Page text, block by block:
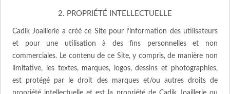
2. PROPRIÉTÉ INTELLECTUELLE
Cadik Joaillerie a créé ce Site pour l’information des utilisateurs
et pour une utilisation à des fins personnelles et non
commerciales. Le contenu de ce Site, y compris, de manière non
limitative, les textes, marques, logos, dessins et photographies,
est protégé par le droit des marques et/ou autres droits de